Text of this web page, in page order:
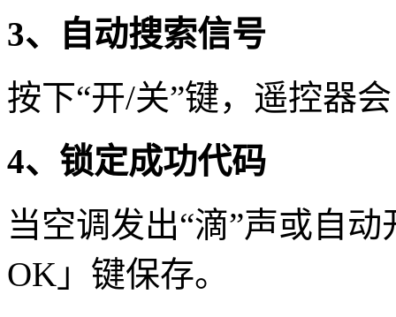
3、自动搜索信号
按下“开/关”键，遥控器
4、锁定成功代码
当空调发出“滴”声或自
OK」键保存。